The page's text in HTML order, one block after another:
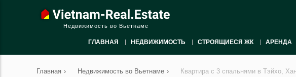
Недвижимость во Вьетнаме
ГЛАВНАЯ НЕДВИЖИМОСТЬ СТРОЯЩИЕСЯ ЖК АРЕНДА
Главная › Недвижимость во Вьетнаме › Квартира с 3 спальнями в Тэйхо,